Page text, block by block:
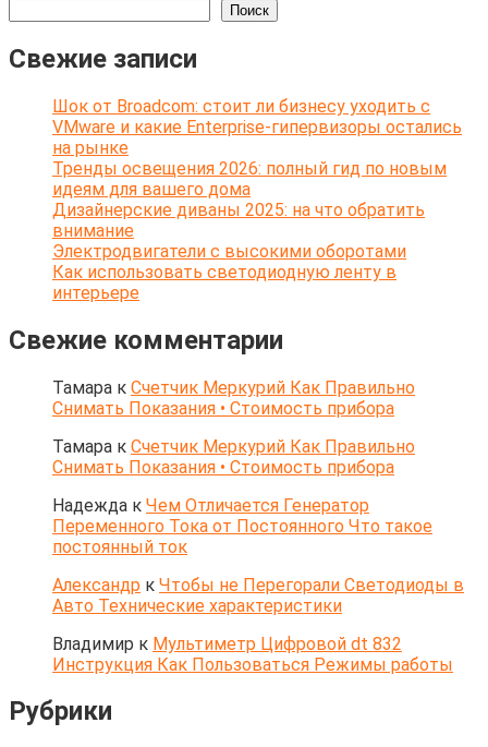
Поиск
Свежие записи
Шок от Broadcom: стоит ли бизнесу уходить с
VMware и какие Enterprise-гипервизоры остались
на рынке
Тренды освещения 2026: полный гид по новым
идеям для вашего дома
Дизайнерские диваны 2025: на что обратить
внимание
Электродвигатели с высокими оборотами
Как использовать светодиодную ленту в
интерьере
Свежие комментарии
Тамара к Счетчик Меркурий Как Правильно
Снимать Показания • Стоимость прибора
Тамара к Счетчик Меркурий Как Правильно
Снимать Показания • Стоимость прибора
Надежда к Чем Отличается Генератор
Переменного Тока от Постоянного Что такое
постоянный ток
Александр к Чтобы не Перегорали Светодиоды в
Авто Технические характеристики
Владимир к Мультиметр Цифровой dt 832
Инструкция Как Пользоваться Режимы работы
Рубрики